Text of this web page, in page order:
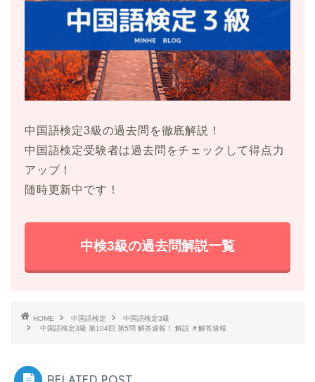
中国語検定3級の過去問を徹底解説！
中国語検定受験者は過去問をチェックして得点力
アップ！
随時更新中です！
中検3級の過去問解説一覧
HOME 中国語検定
中国語検定3級
中国語検定3級 第104回 第5問 解答速報！ 解説 ＃解答速報